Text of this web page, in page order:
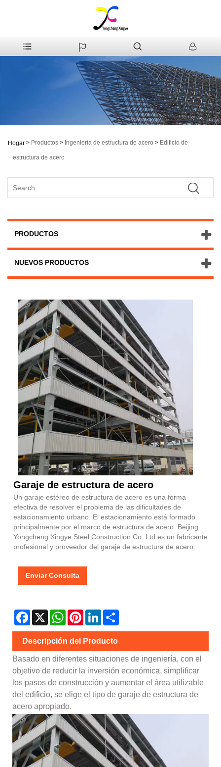
Hogar > Productos > Ingeniería de estructura de acero > Edificio de
estructura de acero
PRODUCTOS
NUEVOS PRODUCTOS
Garaje de estructura de acero
Un garaje estéreo de estructura de acero es una forma
efectiva de resolver el problema de las dificultades de
estacionamiento urbano. El estacionamiento está formado
principalmente por el marco de estructura de acero. Beijing
Yongcheng Xingye Steel Construction Co. Ltd es un fabricante
profesional y proveedor del garaje de estructura de acero.
Enviar Consulta
Facebook
X WhatsAppPinterestLinkedIn
Descripción del Producto
Basado en diferentes situaciones de ingeniería, con el
objetivo de reducir la inversión económica, simplificar
los pasos de construcción y aumentar el área utilizable
del edificio, se elige el tipo de garaje de estructura de
acero apropiado.